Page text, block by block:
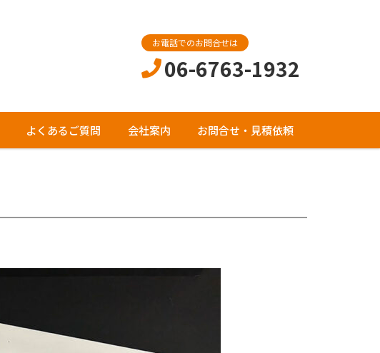
お電話でのお問合せは
06-6763-1932
よくあるご質問 会社案内 お問合せ・見積依頼